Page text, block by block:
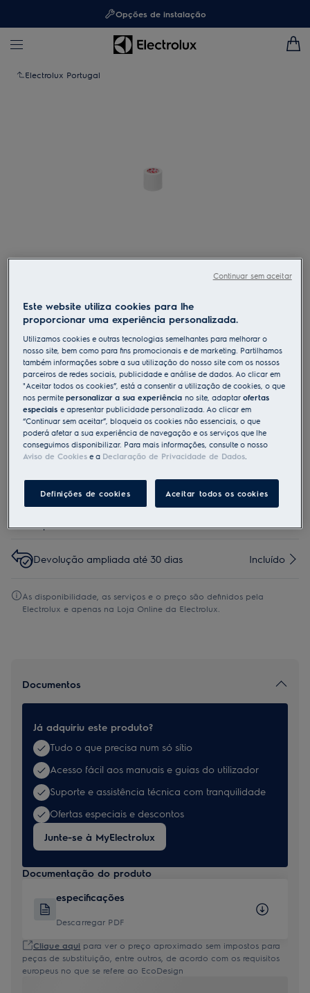
Opções de instalação
Electrolux Portugal
M2CKCF10U
Fita adesiva
Benefícios
Kits de Instalação para Exaustores & Extratores
Fácil de usar, diversos tamanhos para exaustores e extratores
Compre diretamente à Electrolux e obtenha*
Devolução ampliada até 30 dias Incluído
As disponibilidade, as serviços e o preço são definidos pela
Electrolux e apenas na Loja Online da Electrolux.
Documentos
Já adquiriu este produto?
Tudo o que precisa num só sítio
Acesso fácil aos manuais e guias do utilizador
Suporte e assistência técnica com tranquilidade
Ofertas especiais e descontos
Junte-se à MyElectrolux
Documentação do produto
especificações
Descarregar PDF
Clique aqui para ver o preço aproximado sem impostos para
peças de substituição, entre outros, de acordo com os requisitos
europeus no que se refere ao EcoDesign
Este website utiliza cookies para lhe
proporcionar uma experiência personalizada.
Utilizamos cookies e outras tecnologias semelhantes para melhorar o
nosso site, bem como para fins promocionais e de marketing. Partilhamos
também informações sobre a sua utilização do nosso site com os nossos
parceiros de redes sociais, publicidade e análise de dados. Ao clicar em
"Aceitar todos os cookies”, está a consentir a utilização de cookies, o que
nos permitepersonalizar a sua experiênciano site, adaptarofertas
especiaise apresentar publicidade personalizada. Ao clicar em
“Continuar sem aceitar”, bloqueia os cookies não essenciais, o que
poderá afetar a sua experiência de navegação e os serviços que lhe
conseguimos disponibilizar. Para mais informações, consulte o nosso
Aviso de Cookies e a Declaração de Privacidade de Dados.
Definições de cookies Aceitar todos os cookies
Continuar sem aceitar